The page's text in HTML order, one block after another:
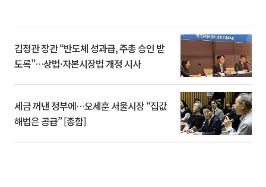
김정관 장관 “반도체 성과급, 주총 승인 받
도록”…상법·자본시장법 개정 시사
세금 꺼낸 정부에…오세훈 서울시장 “집값
해법은 공급” [종합]